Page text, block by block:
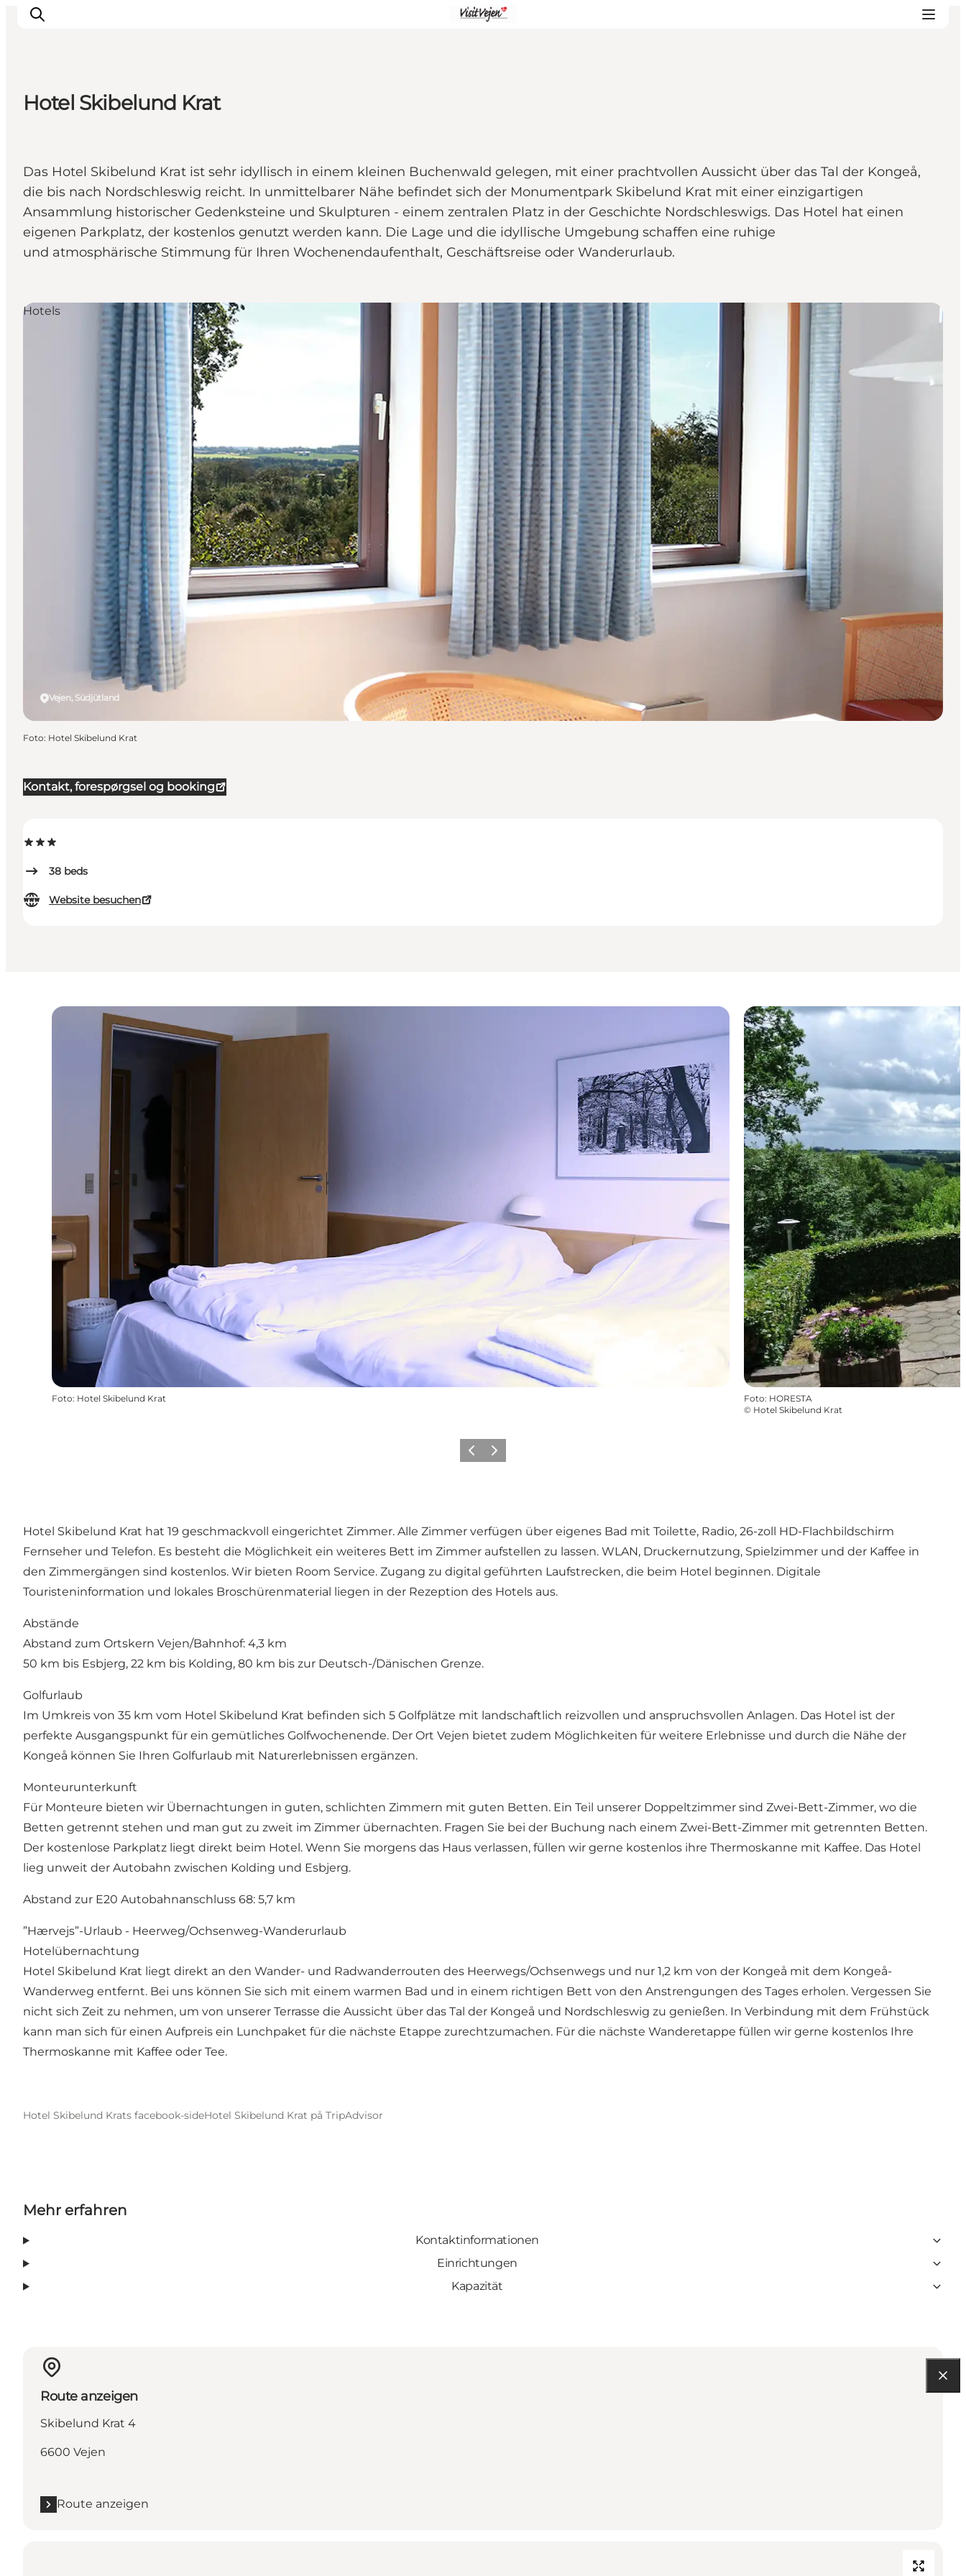
Nature
Städte
Explore
Hotel Skibelund Krat
Das Hotel Skibelund Krat ist sehr idyllisch in einem kleinen Buchenwald gelegen, mit einer prachtvollen Aussicht über das Tal der Kongeå,
die bis nach Nordschleswig reicht. In unmittelbarer Nähe befindet sich der Monumentpark Skibelund Krat mit einer einzigartigen
Ansammlung historischer Gedenksteine und Skulpturen - einem zentralen Platz in der Geschichte Nordschleswigs. Das Hotel hat einen
eigenen Parkplatz, der kostenlos genutzt werden kann. Die Lage und die idyllische Umgebung schaffen eine ruhige
und atmosphärische Stimmung für Ihren Wochenendaufenthalt, Geschäftsreise oder Wanderurlaub.
Kontakt, forespørgsel og booking
38 beds
Website besuchen
Vejen, Südjütland
Hotels
Foto: Hotel Skibelund Krat
Foto: Hotel Skibelund Krat Foto: HORESTA
© Hotel Skibelund Krat
Vorherige Folie
Nächste Folie
Hotel Skibelund Krat hat 19 geschmackvoll eingerichtet Zimmer. Alle Zimmer verfügen über eigenes Bad mit Toilette, Radio, 26-zoll HD-Flachbildschirm
Fernseher und Telefon. Es besteht die Möglichkeit ein weiteres Bett im Zimmer aufstellen zu lassen. WLAN, Druckernutzung, Spielzimmer und der Kaffee in
den Zimmergängen sind kostenlos. Wir bieten Room Service. Zugang zu digital geführten Laufstrecken, die beim Hotel beginnen. Digitale
Touristeninformation und lokales Broschürenmaterial liegen in der Rezeption des Hotels aus.
Abstände
Abstand zum Ortskern Vejen/Bahnhof: 4,3 km
50 km bis Esbjerg, 22 km bis Kolding, 80 km bis zur Deutsch-/Dänischen Grenze.
Golfurlaub
Im Umkreis von 35 km vom Hotel Skibelund Krat befinden sich 5 Golfplätze mit landschaftlich reizvollen und anspruchsvollen Anlagen. Das Hotel ist der
perfekte Ausgangspunkt für ein gemütliches Golfwochenende. Der Ort Vejen bietet zudem Möglichkeiten für weitere Erlebnisse und durch die Nähe der
Kongeå können Sie Ihren Golfurlaub mit Naturerlebnissen ergänzen.
Monteurunterkunft
Für Monteure bieten wir Übernachtungen in guten, schlichten Zimmern mit guten Betten. Ein Teil unserer Doppeltzimmer sind Zwei-Bett-Zimmer, wo die
Betten getrennt stehen und man gut zu zweit im Zimmer übernachten. Fragen Sie bei der Buchung nach einem Zwei-Bett-Zimmer mit getrennten Betten.
Der kostenlose Parkplatz liegt direkt beim Hotel. Wenn Sie morgens das Haus verlassen, füllen wir gerne kostenlos ihre Thermoskanne mit Kaffee. Das Hotel
lieg unweit der Autobahn zwischen Kolding und Esbjerg.
Abstand zur E20 Autobahnanschluss 68: 5,7 km
”Hærvejs”-Urlaub - Heerweg/Ochsenweg-Wanderurlaub
Hotelübernachtung
Hotel Skibelund Krat liegt direkt an den Wander- und Radwanderrouten des Heerwegs/Ochsenwegs und nur 1,2 km von der Kongeå mit dem Kongeå-
Wanderweg entfernt. Bei uns können Sie sich mit einem warmen Bad und in einem richtigen Bett von den Anstrengungen des Tages erholen. Vergessen Sie
nicht sich Zeit zu nehmen, um von unserer Terrasse die Aussicht über das Tal der Kongeå und Nordschleswig zu genießen. In Verbindung mit dem Frühstück
kann man sich für einen Aufpreis ein Lunchpaket für die nächste Etappe zurechtzumachen. Für die nächste Wanderetappe füllen wir gerne kostenlos Ihre
Thermoskanne mit Kaffee oder Tee.
Hotel Skibelund Krats facebook-sideHotel Skibelund Krat på TripAdvisor
Mehr erfahren
Kontaktinformationen
Einrichtungen
Kapazität
Route anzeigen
Skibelund Krat 4
6600 Vejen
Route anzeigen